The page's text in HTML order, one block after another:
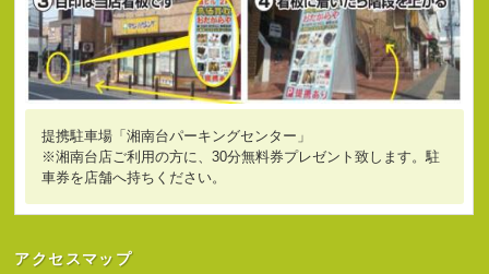
提携駐車場「湘南台パーキングセンター」
※湘南台店ご利用の方に、30分無料券プレゼント致します。駐
車券を店舗へ持ちください。
アクセスマップ